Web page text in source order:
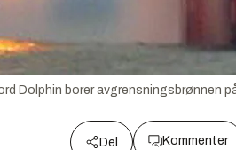
Dolphin borer avgrensningsbrønnen
Del Kommenter